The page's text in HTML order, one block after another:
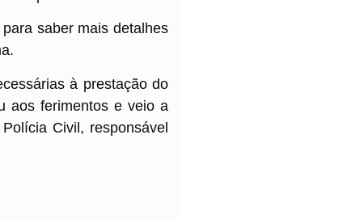
saber mais detalhes
à prestação do
aos ferimentos e veio a
Civil, responsável